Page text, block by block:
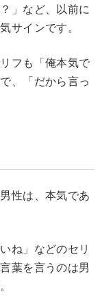
」など、以前に
サインです。
フも「俺本気で
、「だから言っ
性は、本気であ
ね」などのセリ
葉を言うのは男